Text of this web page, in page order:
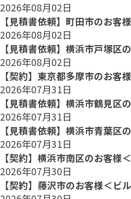
2026年08月02日
【見積書依頼】町田市のお客様
2026年08月02日
【見積書依頼】横浜市戸塚区
2026年08月02日
【契約】東京都多摩市のお客
2026年07月31日
【見積書依頼】横浜市鶴見区
2026年07月31日
【見積書依頼】横浜市青葉区
2026年07月31日
【契約】横浜市南区のお客様
2026年07月30日
【契約】藤沢市のお客様＜ビ